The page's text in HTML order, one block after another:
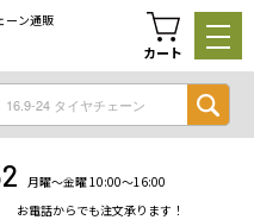
ーン通販
カート
月曜〜金曜 10:00〜16:00
お電話からでも注文承ります！